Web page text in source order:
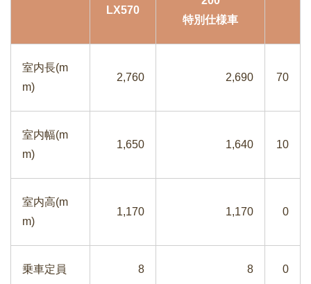
LX570
特別仕様車
室内長(m
m)
2,760 2,690 70
室内幅(m
m)
1,650 1,640 10
室内高(m
m)
1,170 1,170 0
乗車定員 8 8 0